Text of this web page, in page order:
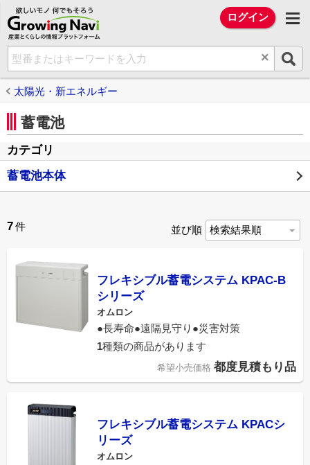
欲しいモノ 何でもそろう Growing Navi（
ログイン
×
太陽光・新エネルギー
蓄電池
カテゴリ
蓄電池本体
7件 並び順
フレキシブル蓄電システム KPAC-B
シリーズ
オムロン
●長寿命●遠隔見守り●災害対策
1種類の商品があります
希望小売価格 都度見積もり品
フレキシブル蓄電システム KPACシ
リーズ
オムロン